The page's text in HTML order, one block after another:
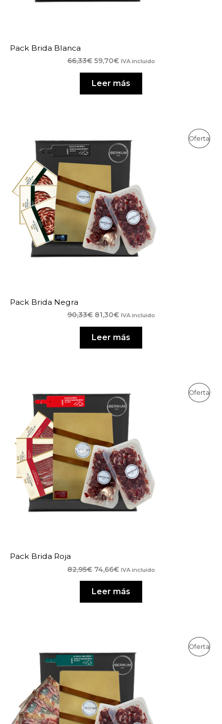
Pack Brida Blanca
66,33€ El
era:
66,33€.
59,70€El
actual
es:
59,70€.
IVA incluido
Leer más
Oferta
Pack Brida Negra
90,33€ El
era:
90,33€.
81,30€El
actual
es:
81,30€.
IVA incluido
Leer más
Oferta
Pack Brida Roja
82,95€ El
era:
82,95€.
74,66€El
actual
es:
74,66€.
IVA incluido
Leer más
Oferta